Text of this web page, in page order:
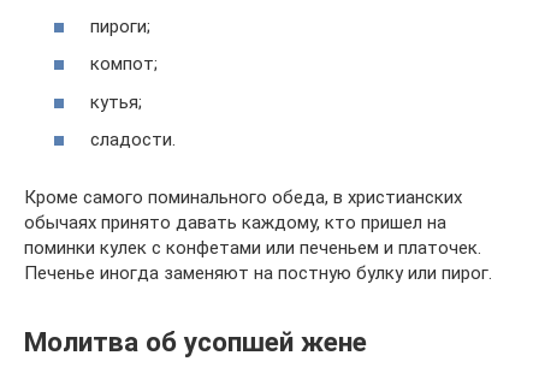
пироги;
компот;
кутья;
сладости.
Кроме самого поминального обеда, в христианских
обычаях принято давать каждому, кто пришел на
поминки кулек с конфетами или печеньем и платочек.
Печенье иногда заменяют на постную булку или пирог.
Молитва об усопшей жене